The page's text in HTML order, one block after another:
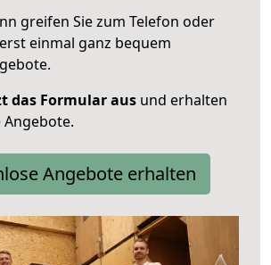
greifen Sie zum Telefon oder
einmal ganz bequem
das Formular aus und erhalten
Angebote.
Angebote erhalten